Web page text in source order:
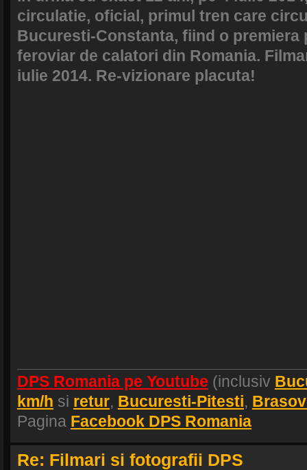
circulatie, oficial, primul tren care
Bucuresti-Constanta, fiind o
feroviar de calatori din Romania.
iulie 2014. Re-vizionare placuta!
DPS Romania pe Youtube (inclusiv
km/h si retur, Bucuresti-Pitesti,
Pagina Facebook DPS Romania
Re: Filmari si fotografii DPS